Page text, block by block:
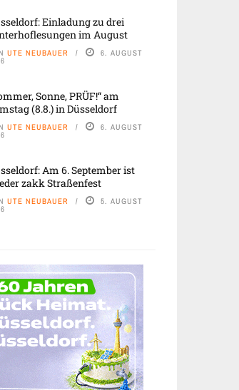
Einladung zu drei
im August
UTE NEUBAUER 6. AUGUST
Sonne, PRÜF!“ am
(8.8.) in Düsseldorf
UTE NEUBAUER 6. AUGUST
Am 6. September ist
zakk Straßenfest
UTE NEUBAUER 5. AUGUST